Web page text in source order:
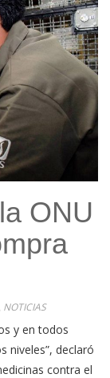
ONU
NOTICIAS
y en todos
niveles”, declaró
contra el